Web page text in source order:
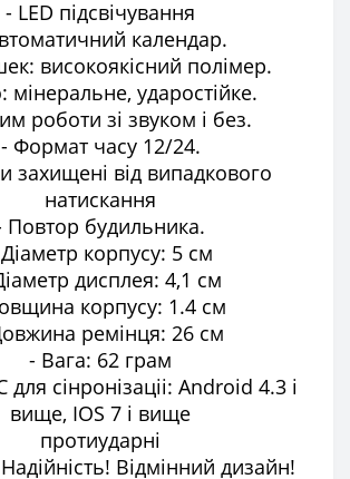
- LED підсвічування
календар.
високоякісний полімер.
мінеральне, ударостійке.
роботи зі звуком і без.
- Формат часу 12/24.
захищені від випадкового
натискання
Повтор будильника.
корпусу: 5 см
дисплея: 4,1 см
корпусу: 1.4 см
ремінця: 26 см
- Вага: 62 грам
для сінронізаціі: Android 4.3 і
вище, IOS 7 і вище
протиударні
Відмінний дизайн!